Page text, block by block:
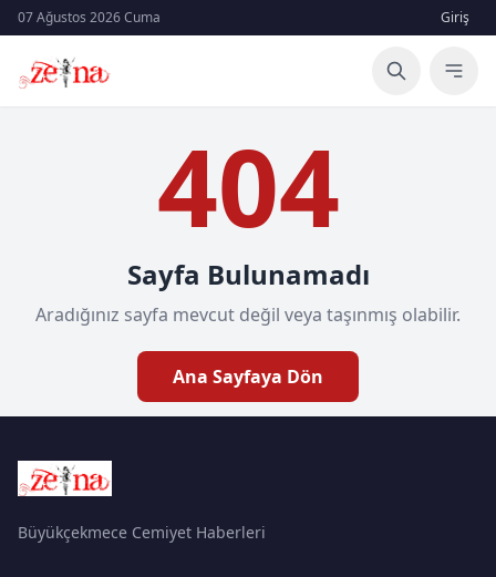
07 Ağustos 2026 Cuma Giriş
404
Sayfa Bulunamadı
Aradığınız sayfa mevcut değil veya taşınmış olabilir.
Ana Sayfaya Dön
Büyükçekmece Cemiyet Haberleri